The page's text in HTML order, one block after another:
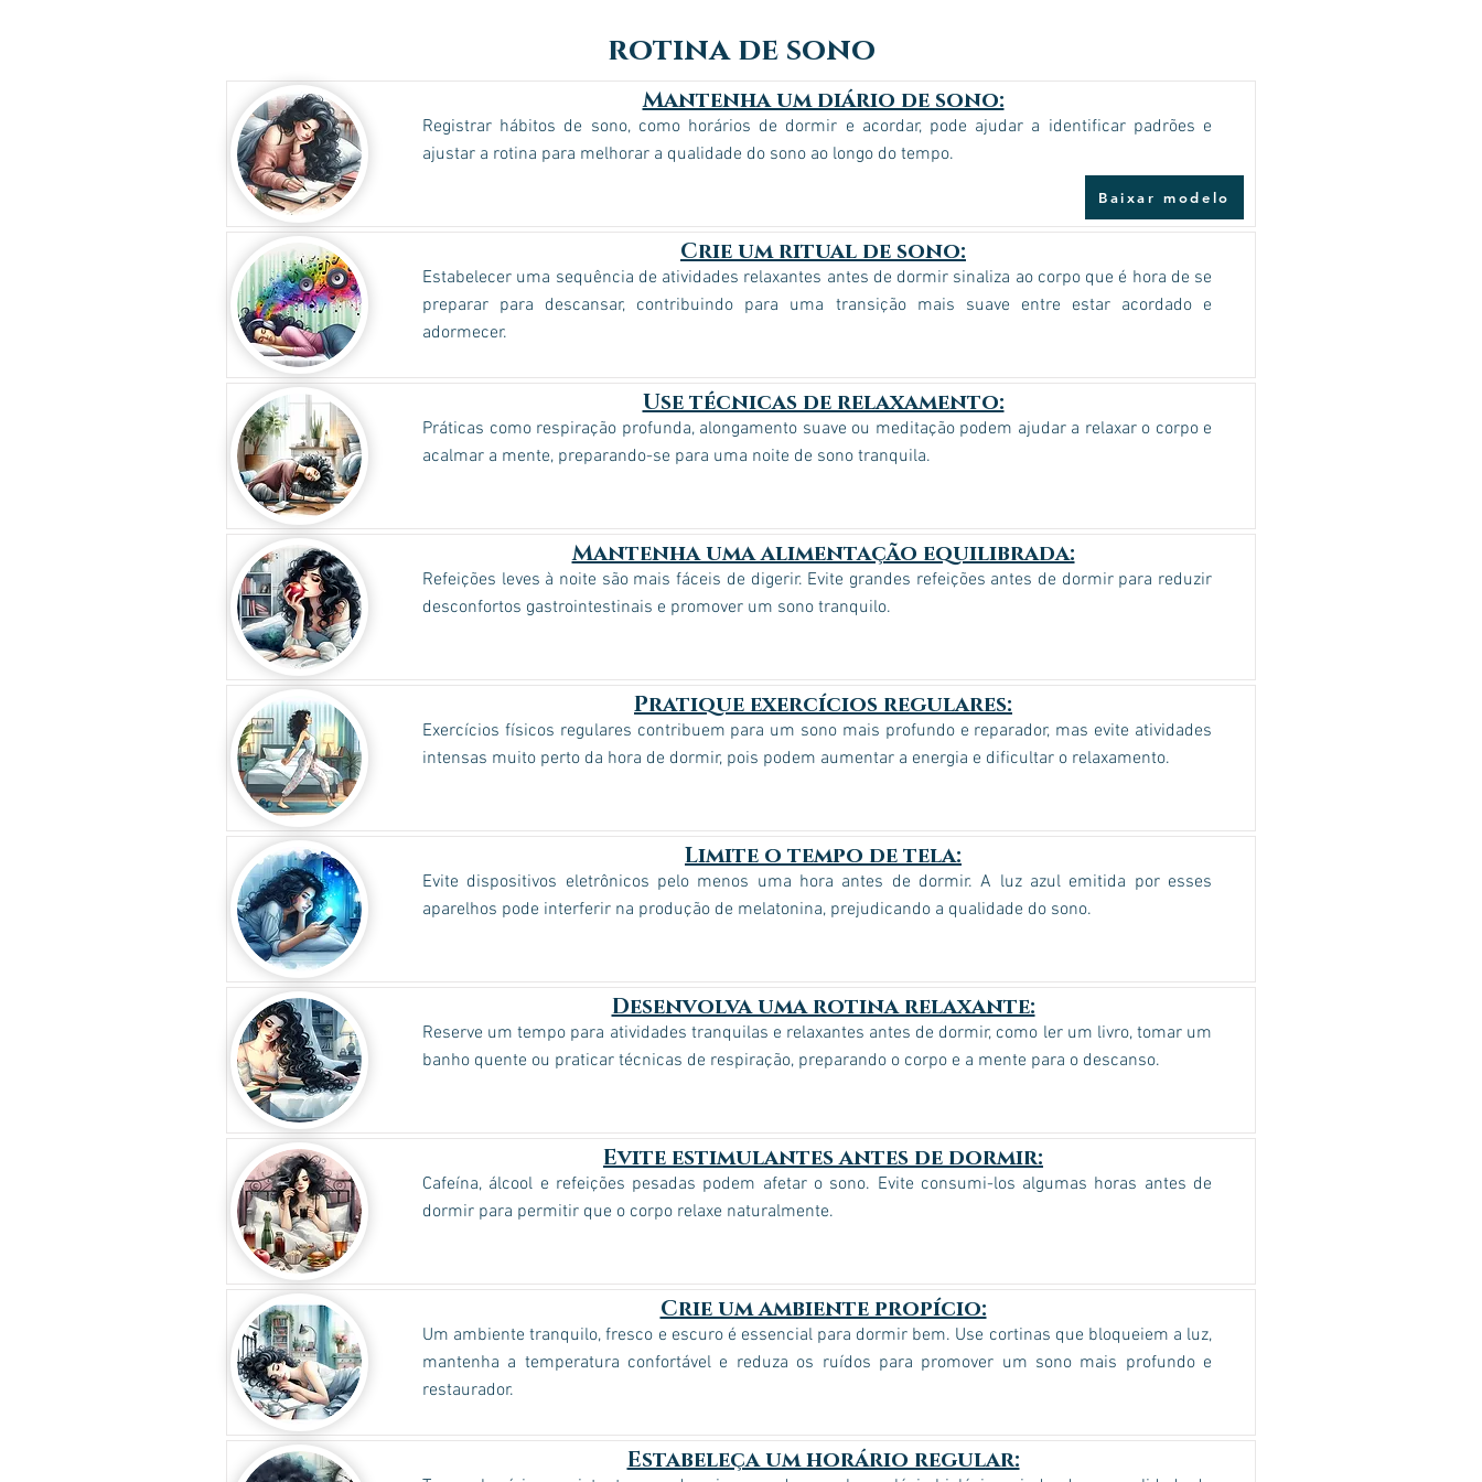
rotina de sono
Mantenha um diário de sono:
Registrar hábitos de sono, como horários de dormir e acordar, pode ajudar a identificar padrões e
ajustar a rotina para melhorar a qualidade do sono ao longo do tempo.
Crie um ritual de sono:
Estabelecer uma sequência de atividades relaxantes antes de dormir sinaliza ao corpo que é hora de se
preparar para descansar, contribuindo para uma transição mais suave entre estar acordado e
adormecer.
Use técnicas de relaxamento:
Práticas como respiração profunda, alongamento suave ou meditação podem ajudar a relaxar o corpo e
acalmar a mente, preparando-se para uma noite de sono tranquila.
Mantenha uma alimentação equilibrada:
Refeições leves à noite são mais fáceis de digerir. Evite grandes refeições antes de dormir para reduzir
desconfortos gastrointestinais e promover um sono tranquilo.
Pratique exercícios regulares:
Exercícios físicos regulares contribuem para um sono mais profundo e reparador, mas evite atividades
intensas muito perto da hora de dormir, pois podem aumentar a energia e dificultar o relaxamento.
Limite o tempo de tela:
Evite dispositivos eletrônicos pelo menos uma hora antes de dormir. A luz azul emitida por esses
aparelhos pode interferir na produção de melatonina, prejudicando a qualidade do sono.
Desenvolva uma rotina relaxante:
Reserve um tempo para atividades tranquilas e relaxantes antes de dormir, como ler um livro, tomar um
banho quente ou praticar técnicas de respiração, preparando o corpo e a mente para o descanso.
Evite estimulantes antes de dormir:
Cafeína, álcool e refeições pesadas podem afetar o sono. Evite consumi-los algumas horas antes de
dormir para permitir que o corpo relaxe naturalmente.
Crie um ambiente propício:
Um ambiente tranquilo, fresco e escuro é essencial para dormir bem. Use cortinas que bloqueiem a luz,
mantenha a temperatura confortável e reduza os ruídos para promover um sono mais profundo e
restaurador.
Estabeleça um horário regular:
Baixar modelo